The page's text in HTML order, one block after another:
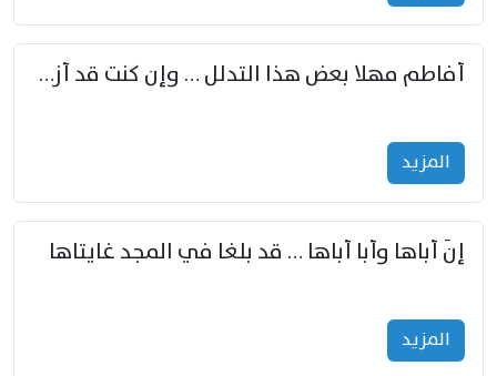
أفاطم مهلا بعض هذا التدلل … وإن كنت قد أزمعت صرمي فأجملي
المزید
إنّ أباها وأبا أباها … قد بلغا في المجد غايتاها
المزید